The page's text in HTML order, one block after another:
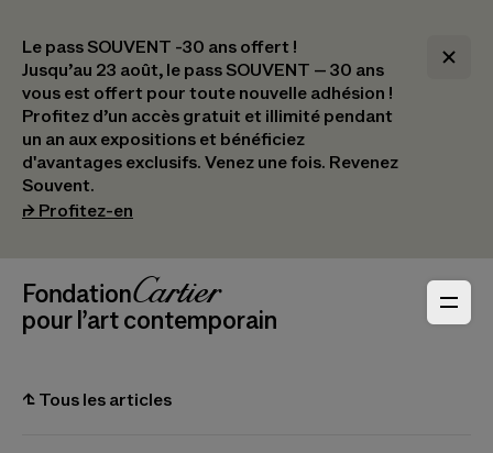
Le pass SOUVENT -30 ans offert !
Jusqu’au 23 août, le pass SOUVENT – 30 ans
vous est offert pour toute nouvelle adhésion !​
Profitez d’un accès gratuit et illimité pendant
un an aux expositions et bénéficiez
d'avantages exclusifs.​ Venez une fois. Revenez
Souvent.
⮣ Profitez-en
Navigation en-tête
_logoFondation Cartier
pour l’art contemporain
⮤ Tous les articles